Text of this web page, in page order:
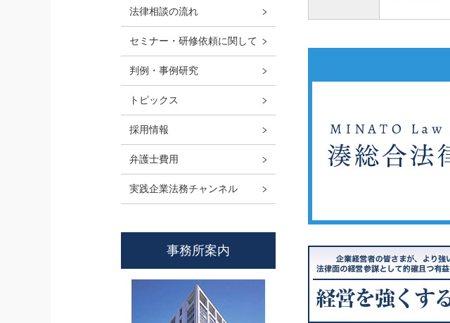
法律相談の流れ
セミナー・研修依頼に関して
判例・事例研究
トピックス
採用情報
弁護士費用
実践企業法務チャンネル
事務所案内